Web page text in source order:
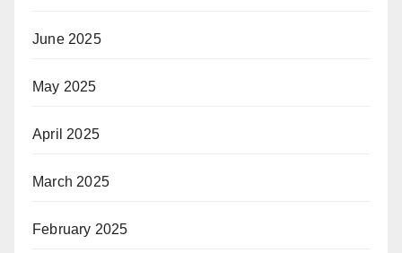
June 2025
May 2025
April 2025
March 2025
February 2025